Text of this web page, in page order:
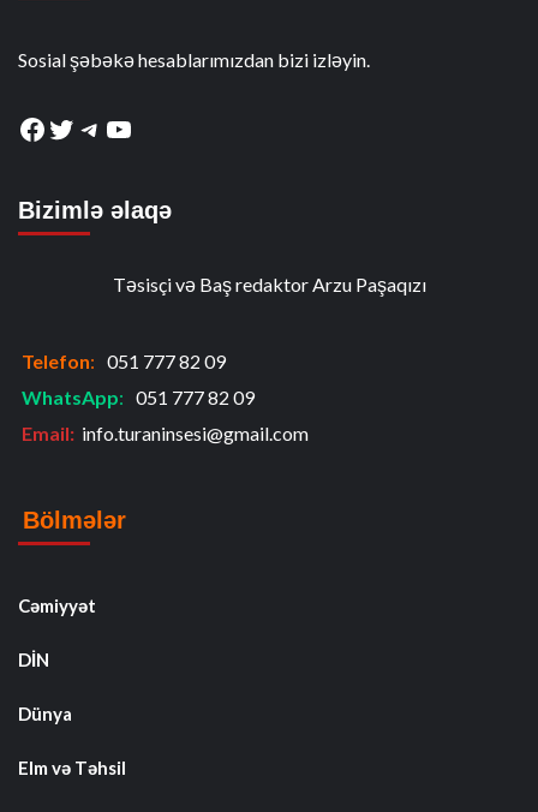
Sosial şəbəkə hesablarımızdan bizi izləyin.
Facebook
Twitter
Telegram
YouTube
Bizimlə əlaqə
Təsisçi və Baş redaktor Arzu Paşaqızı
Telefon: 051 777 82 09
WhatsApp: 051 777 82 09
Email: info.turaninsesi@gmail.com
Bölmələr
Cəmiyyət
DİN
Dünya
Elm və Təhsil